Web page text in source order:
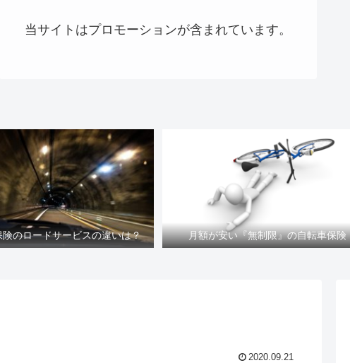
当サイトはプロモーションが含まれています。
険のロードサービスの違いは？ 月額が安い『無制限』の自転車保険
2020.09.21